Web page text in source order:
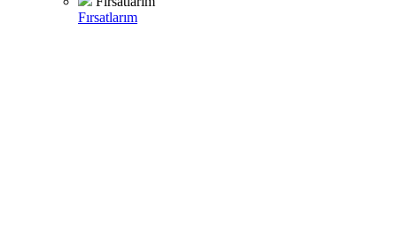
Fırsatlarım